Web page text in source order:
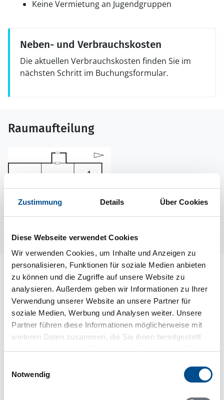
Zustimmung Details Über Cookies
Diese Webseite verwendet Cookies
Wir verwenden Cookies, um Inhalte und Anzeigen zu
personalisieren, Funktionen für soziale Medien anbieten
zu können und die Zugriffe auf unsere Website zu
analysieren. Außerdem geben wir Informationen zu Ihrer
Verwendung unserer Website an unsere Partner für
soziale Medien, Werbung und Analysen weiter. Unsere
Partner führen diese Informationen möglicherweise mit
weiteren Daten zusammen, die Sie ihnen bereitgestellt
Notwendig
Keine Vermietung an Jugendgruppen
Neben- und Verbrauchskosten
Die aktuellen Verbrauchskosten finden Sie im
nächsten Schritt im Buchungsformular.
Raumaufteilung
Lageplan
Adresse
Ferienhaus S03006
Gamla Tingsrydsvägen 1088